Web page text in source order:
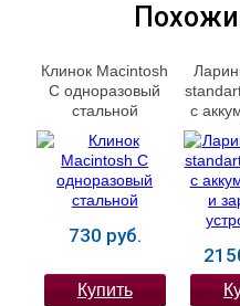
Клинок Macintosh
C одноразовый
стальной
730 руб.
Купить
с